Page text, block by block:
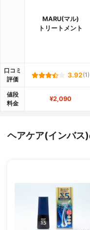
MARU(マル)
トリートメント
口コミ
評価
3.92(1)
値段
料金
¥2,090
ヘアケア(インバス